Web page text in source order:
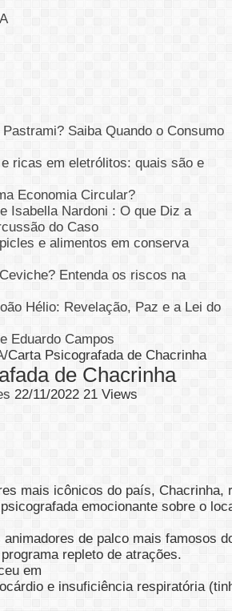
Saiba Quando o Consumo
ricas em eletrólitos: quais são e
Economia Circular?
Isabella Nardoni : O que Diz a
do Caso
e alimentos em conserva
Entenda os riscos na
Hélio: Revelação, Paz e a Lei do
Eduardo Campos
/Carta Psicografada de Chacrinha
de Chacrinha
22/11/2022 21 Views
mais icônicos do país, Chacrinha,
emocionante sobre o
de palco mais famosos
repleto de atrações.
em
e insuficiência respiratória